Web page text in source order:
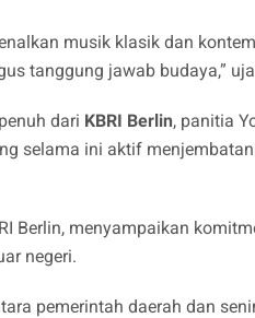
musik klasik dan
tanggung jawab budaya,”
dari KBRI Berlin, panitia
selama ini aktif
Berlin, menyampaikan
negeri.
pemerintah daerah dan